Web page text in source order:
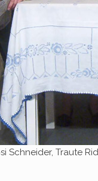
Schneider, Traute